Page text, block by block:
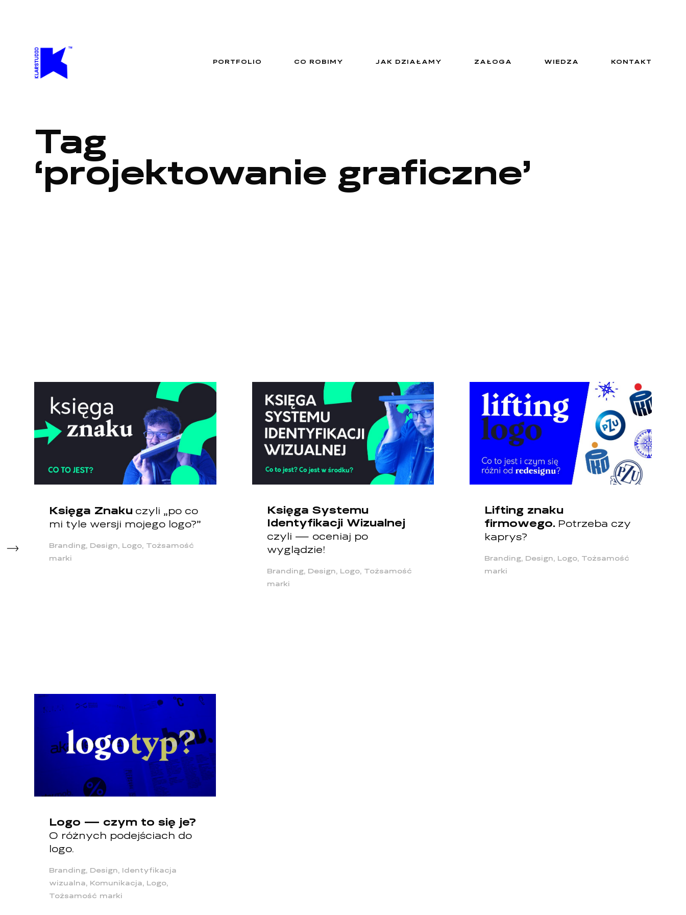
PORTFOLIO CO ROBIMY JAK DZIAŁAMY ZAŁOGA WIEDZA KONTAKT
Tag
projektowanie graficzne
Księga Znaku czyli „po co
mi tyle wersji mojego logo?”
Branding, Design, Logo, Tożsamość
marki
Księga Systemu
Identyfikacji Wizualnej
czyli — oceniaj po
wyglądzie!
Branding, Design, Logo, Tożsamość
marki
Lifting znaku
firmowego. Potrzeba czy
kaprys?
Branding, Design, Logo, Tożsamość
marki
Logo — czym to się je?
O różnych podejściach do
logo.
Branding, Design, Identyfikacja
wizualna, Komunikacja, Logo,
Tożsamość marki